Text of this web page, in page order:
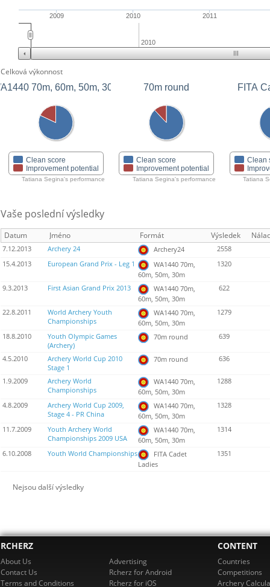
2009 2010 2011
2010
Celková výkonnost
70m, 60m, 50m, 30m
Clean score
Improvement potential
Tatiana Segina's performance
70m round
Clean score
Improvement potential
Tatiana Segina's performance
FITA
Clean
Tatiana
Vaše poslední výsledky
Datum Jméno Formát Výsledek
7.12.2013 Archery 24 Archery24
2558
15.4.2013
European Grand Prix - Leg 1
WA1440 70m,
60m, 50m, 30m
1320
9.3.2013 First Asian Grand Prix 2013
WA1440 70m,
60m, 50m, 30m
622
22.8.2011
World Archery Youth
Championships
WA1440 70m,
60m, 50m, 30m
1279
18.8.2010
Youth Olympic Games
(Archery)
70m round 639
4.5.2010
Archery World Cup 2010
Stage 1
70m round 636
1.9.2009
Archery World
Championships
WA1440 70m,
60m, 50m, 30m
1288
4.8.2009
Archery World Cup 2009,
Stage 4 - PR China
WA1440 70m,
60m, 50m, 30m
1328
11.7.2009
Youth Archery World
Championships 2009 USA
WA1440 70m,
60m, 50m, 30m
1314
6.10.2008 Youth World Championships
FITA Cadet
Ladies
1351
Nejsou další výsledky
RCHERZ
About Us
Contact Us
Terms and Conditions
Advertising
Rcherz for Android
Rcherz for iOS
CONTENT
Countries
Competitions
Archery